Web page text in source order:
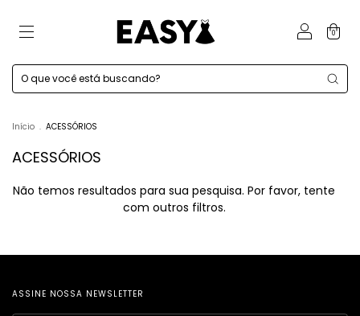
0
Início . ACESSÓRIOS
ACESSÓRIOS
Não temos resultados para sua pesquisa. Por favor, tente
com outros filtros.
ASSINE NOSSA NEWSLETTER